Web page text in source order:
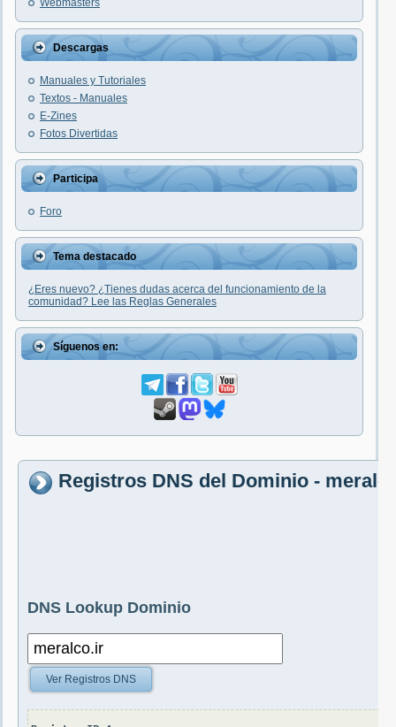
Webmasters
Descargas
Manuales y Tutoriales
Textos - Manuales
E-Zines
Fotos Divertidas
Participa
Foro
Tema destacado
¿Eres nuevo? ¿Tienes dudas acerca del funcionamiento de la
comunidad? Lee las Reglas Generales
Síguenos en:
Registros DNS del Dominio -
DNS Lookup Dominio
Ver Registros DNS